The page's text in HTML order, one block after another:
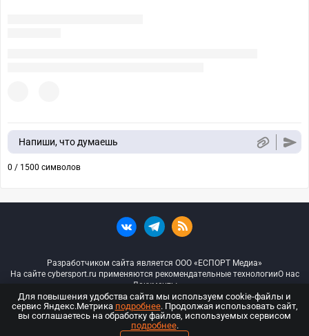
Напиши, что думаешь
0 / 1500 символов
Разработчиком сайта является ООО «ЕСПОРТ Медиа»
На сайте cybersport.ru применяются рекомендательные технологииО нас
Документы
© ООО «Киберспорт.ру» — Все права защищены
18+
Для повышения удобства сайта мы используем cookie-файлы и
сервис Яндекс.Метрика подробнее. Продолжая использовать сайт,
вы соглашаетесь на обработку файлов, используемых сервисом
подробнее.